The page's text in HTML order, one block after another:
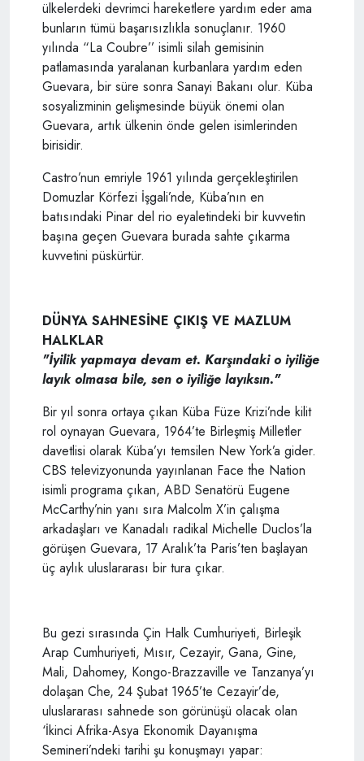
ülkelerdeki devrimci hareketlere yardım eder ama
bunların tümü başarısızlıkla sonuçlanır. 1960
yılında “La Coubre’’ isimli silah gemisinin
patlamasında yaralanan kurbanlara yardım eden
Guevara, bir süre sonra Sanayi Bakanı olur. Küba
sosyalizminin gelişmesinde büyük önemi olan
Guevara, artık ülkenin önde gelen isimlerinden
birisidir.
Castro’nun emriyle 1961 yılında gerçekleştirilen
Domuzlar Körfezi İşgali’nde, Küba’nın en
batısındaki Pinar del rio eyaletindeki bir kuvvetin
başına geçen Guevara burada sahte çıkarma
kuvvetini püskürtür.
DÜNYA SAHNESİNE ÇIKIŞ VE MAZLUM
HALKLAR
"İyilik yapmaya devam et. Karşındaki o iyiliğe
layık olmasa bile, sen o iyiliğe layıksın."
Bir yıl sonra ortaya çıkan Küba Füze Krizi’nde kilit
rol oynayan Guevara, 1964’te Birleşmiş Milletler
davetlisi olarak Küba’yı temsilen New York’a gider.
CBS televizyonunda yayınlanan Face the Nation
isimli programa çıkan, ABD Senatörü Eugene
McCarthy’nin yanı sıra Malcolm X’in çalışma
arkadaşları ve Kanadalı radikal Michelle Duclos’la
görüşen Guevara, 17 Aralık’ta Paris’ten başlayan
üç aylık uluslararası bir tura çıkar.
Bu gezi sırasında Çin Halk Cumhuriyeti, Birleşik
Arap Cumhuriyeti, Mısır, Cezayir, Gana, Gine,
Mali, Dahomey, Kongo-Brazzaville ve Tanzanya’yı
dolaşan Che, 24 Şubat 1965’te Cezayir’de,
uluslararası sahnede son görünüşü olacak olan
‘İkinci Afrika-Asya Ekonomik Dayanışma
Semineri’ndeki tarihi şu konuşmayı yapar: